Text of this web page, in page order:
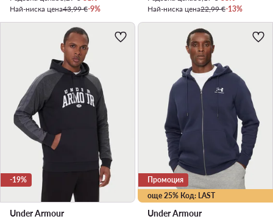
Най-ниска цена43,99 €-9%
Най-ниска цена22,99 €-13%
-19%
Under Armour
още 25% Код: LAST
Промоция
Under Armour